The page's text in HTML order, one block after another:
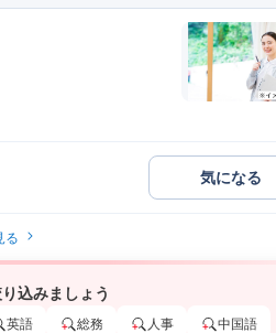
気になる
る
込みましょう
英語 総務 人事 中国語